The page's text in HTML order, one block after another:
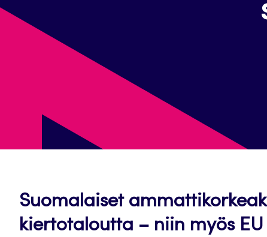
Suomalaiset
kiertotaloutta – niin myös EU